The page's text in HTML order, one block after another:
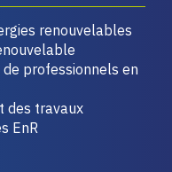
renouvelables
professionnels en
des travaux
EnR